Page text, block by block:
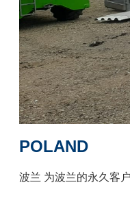
POLAND
波兰 为波兰的永久客